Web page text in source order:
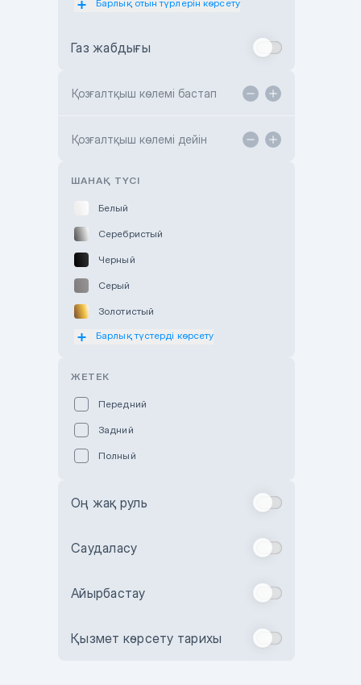
Toyota Astana
TANK Motors Karaganda
Барлық отын түрлерін көрсету
Газ жабдығы
Қозғалтқыш көлемі бастап
Қозғалтқыш көлемі дейін
ШАНАҚ ТҮСІ
Белый
Серебристый
Черный
Серый
Золотистый
Оранжевый
Зеленый
Бежевый
Комбинированный
Барлық түстерді көрсету
ЖЕТЕК
Передний
Задний
Полный
Оң жақ руль
Саудаласу
Айырбастау
Қызмет көрсету тарихы